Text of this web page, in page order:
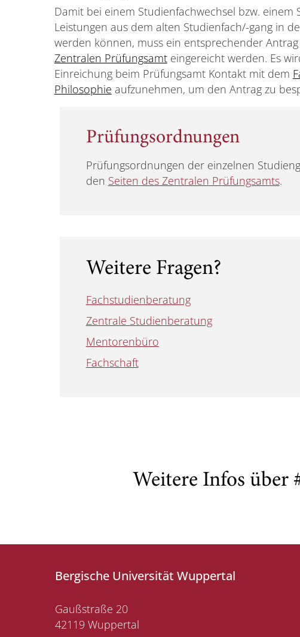
Damit bei einem Studienfachwechsel bzw. einem
Leistungen aus dem alten Studienfach/-gang in
werden können, muss ein entsprechender
Zentralen Prüfungsamteingereicht werden. Es
Einreichung beim Prüfungsamt Kontakt mit dem
Philosophie aufzunehmen, um den Antrag zu
Prüfungsordnungen
Prüfungsordnungen der einzelnen
den Seiten des Zentralen Prüfungsamts.
Weitere Fragen?
Fachstudienberatung
Zentrale Studienberatung
Mentorenbüro
Fachschaft
Weitere Infos über
Bergische Universität Wuppertal
Gaußstraße 20
42119 Wuppertal